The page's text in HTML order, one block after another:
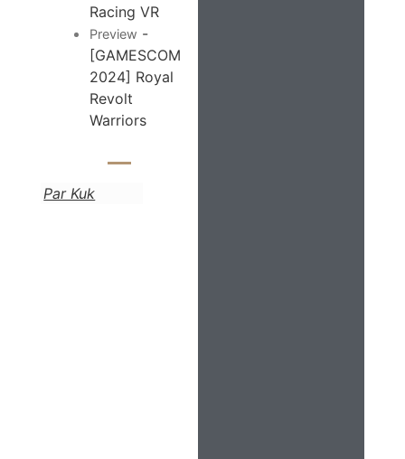
Racing VR
Preview -
[GAMESCOM
2024] Royal
Revolt
Warriors
Par Kuk